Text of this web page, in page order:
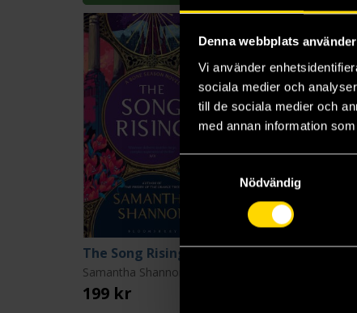
Denna webbplats
Vi använder
sociala medier och
till de sociala medier och
med annan information
Samtyckesval
Nödvändig
The Song Rising (Author’s Preferred Text)
Samantha Shannon
199 kr